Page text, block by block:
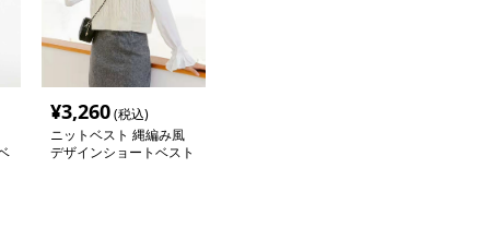
¥3,260(税込)
ニットベスト 縄編み風
デザインショートベスト